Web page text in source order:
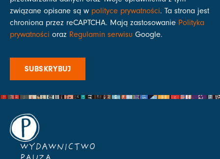
związane opisane są w polityce prywatności. Ta strona jest
chroniona przez reCAPTCHA. Mają zastosowanie Polityka
prywatności oraz Regulamin serwisu Google.
SUBSKRYBUJ
WYDAWNICTWO